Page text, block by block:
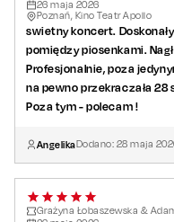
26 maja 2026
Poznań, Kino Teatr Apollo
swietny koncert.
pomiędzy piosenkami.
Profesjonalnie, poza
na pewno przekraczała 28
Poza tym - polecam !
AngelikaDodano: 28 maja
Grażyna Łobaszewska &